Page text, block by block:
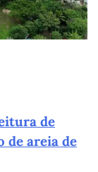
de
de areia de